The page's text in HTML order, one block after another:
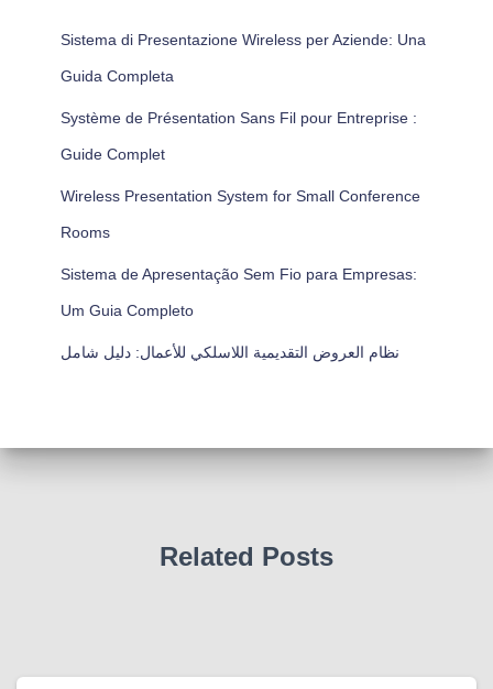
Sistema di Presentazione Wireless per Aziende: Una
Guida Completa
Système de Présentation Sans Fil pour Entreprise :
Guide Complet
Wireless Presentation System for Small Conference
Rooms
Sistema de Apresentação Sem Fio para Empresas:
Um Guia Completo
نظام العروض التقديمية اللاسلكي للأعمال: دليل شامل
Related Posts